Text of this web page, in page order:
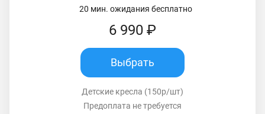
20 мин. ожидания бесплатно
6 990 ₽
Выбрать
Детские кресла (150р/шт)
Предоплата не требуется